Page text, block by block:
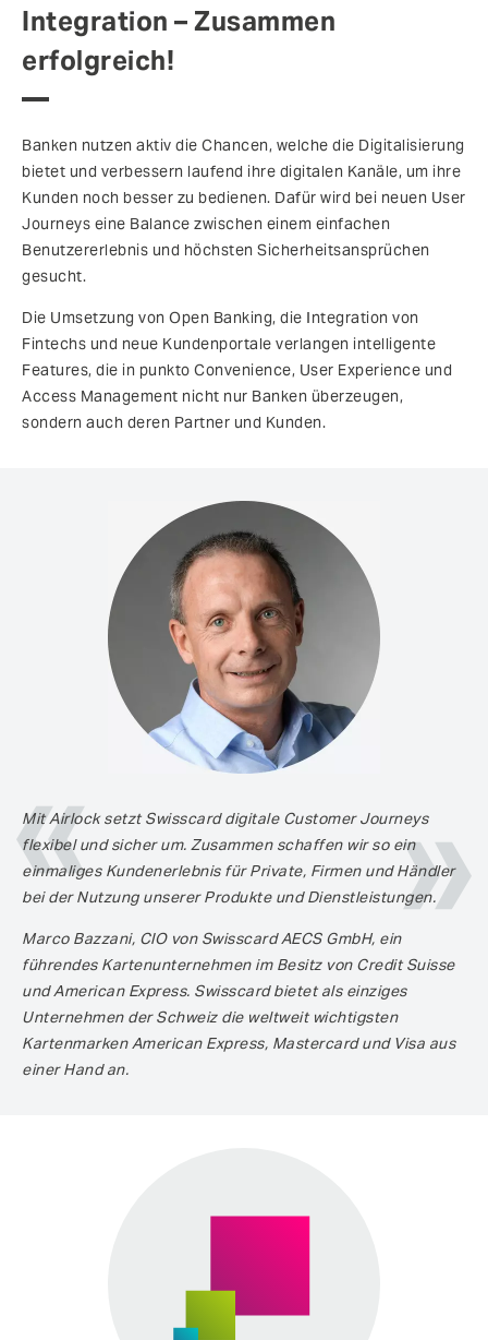
Integration – Zusammen
erfolgreich!
Banken nutzen aktiv die Chancen, welche die Digitalisierung
bietet und verbessern laufend ihre digitalen Kanäle, um ihre
Kunden noch besser zu bedienen. Dafür wird bei neuen User
Journeys eine Balance zwischen einem einfachen
Benutzererlebnis und höchsten Sicherheitsansprüchen
gesucht.
Die Umsetzung von Open Banking, die Integration von
Fintechs und neue Kundenportale verlangen intelligente
Features, die in punkto Convenience, User Experience und
Access Management nicht nur Banken überzeugen,
sondern auch deren Partner und Kunden.
Mit Airlock setzt Swisscard digitale Customer Journeys
flexibel und sicher um. Zusammen schaffen wir so ein
einmaliges Kundenerlebnis für Private, Firmen und Händler
bei der Nutzung unserer Produkte und Dienstleistungen.
Marco Bazzani, CIO von Swisscard AECS GmbH, ein
führendes Kartenunternehmen im Besitz von Credit Suisse
und American Express. Swisscard bietet als einziges
Unternehmen der Schweiz die weltweit wichtigsten
Kartenmarken American Express, Mastercard und Visa aus
einer Hand an.